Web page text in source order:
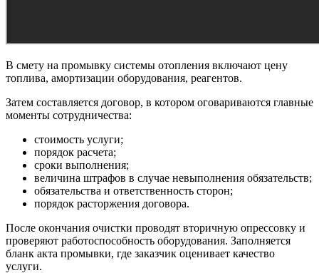
В смету на промывку системы отопления включают цену
топлива, амортизации оборудования, реагентов.
Затем составляется договор, в котором оговариваются главные
моменты сотрудничества:
стоимость услуги;
порядок расчета;
сроки выполнения;
величина штрафов в случае невыполнения обязательств;
обязательства и ответственность сторон;
порядок расторжения договора.
После окончания очистки проводят вторичную опрессовку и
проверяют работоспособность оборудования. Заполняется
бланк акта промывки, где заказчик оценивает качество
услуги.